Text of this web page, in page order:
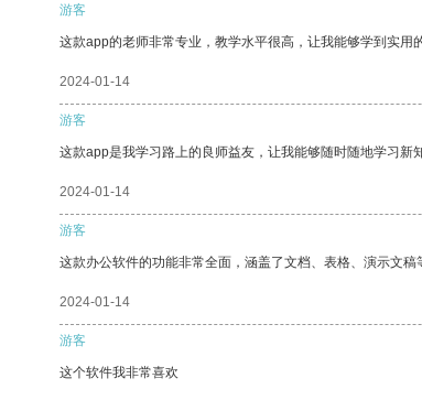
游客
这款app的老师非常专业，教学水平很高，让我能够学到实用
2024-01-14
游客
这款app是我学习路上的良师益友，让我能够随时随地学习新
2024-01-14
游客
这款办公软件的功能非常全面，涵盖了文档、表格、演示文
2024-01-14
游客
这个软件我非常喜欢